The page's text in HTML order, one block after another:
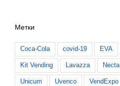
Метки
Coca-Cola covid-19 EVA
Kit Vending Lavazza Necta
Unicum Uvenco VendExpo